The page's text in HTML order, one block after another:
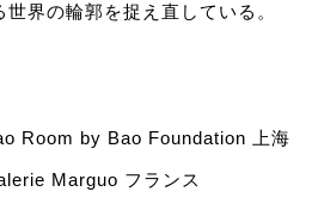
界の輪郭を捉え直している。
Room by Bao Foundation 上海
Marguo フランス